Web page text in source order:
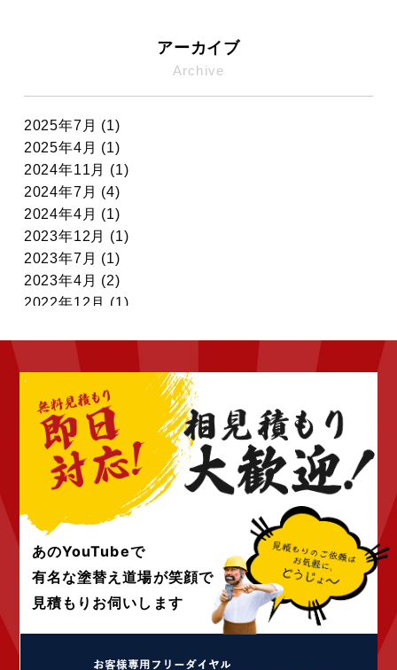
アーカイブ
Archive
2025年7月 (1)
2025年4月 (1)
2024年11月 (1)
2024年7月 (4)
2024年4月 (1)
2023年12月 (1)
2023年7月 (1)
2023年4月 (2)
2022年12月 (1)
2022年10月 (6)
2022年9月 (6)
2022年8月 (4)
2022年7月 (6)
2022年6月 (4)
2022年5月 (4)
2022年4月 (4)
2022年2月 (4)
2022年1月 (4)
2021年12月 (4)
2021年9月 (24)
2021年8月 (1)
2021年4月 (1)
あのYouTubeで
有名な塗替え道場が笑顔で
見積もりお伺いします